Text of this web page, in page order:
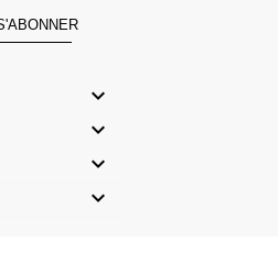



